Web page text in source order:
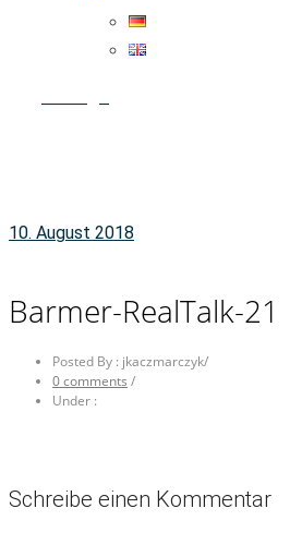
10. August 2018
Barmer-RealTalk-21
Posted By : jkaczmarczyk/
0 comments /
Under :
Schreibe einen Kommentar